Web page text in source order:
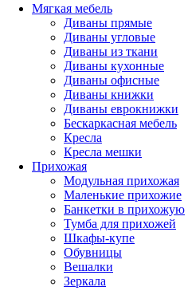
Мягкая мебель
Диваны прямые
Диваны угловые
Диваны из ткани
Диваны кухонные
Диваны офисные
Диваны книжки
Диваны еврокнижки
Бескаркасная мебель
Кресла
Кресла мешки
Прихожая
Модульная прихожая
Маленькие прихожие
Банкетки в прихожую
Тумба для прихожей
Шкафы-купе
Обувницы
Вешалки
Зеркала